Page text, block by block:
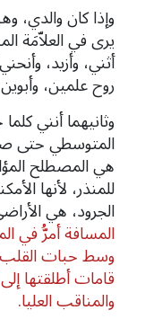
وإذا كان والدي،
يرى في العلاّمَة
أثني، وأزيد،
روح علمين،
وثانيهما أنني
المتوسطي حتى
هي المصطلح
للمنذر، لأنها
الجرود، هي
المسافة أمرُّ في
وسط حبات
قامات أطلقتها
والمناقب العليا.